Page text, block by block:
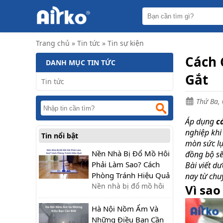
Trang chủ » Tin tức » Tin sự kiện
Cách
Gắt
Thứ
Áp dụng
nghiệp
mòn sức
đồng bộ
Bài viết
nay từ
Vì
DANH MỤC TIN TỨC
Tin tức
Tin nổi bật
Nền Nhà Bị Đổ Mồ Hôi
Phải Làm Sao? Cách
Phòng Tránh Hiệu Quả
Nền nhà bị đổ mồ hôi
phải làm sao? Tìm hiểu
nguyên nhân và cách
xử lý nhanh, cùng giải
Hà Nội Nồm Ẩm Và
Những Điều Bạn Cần